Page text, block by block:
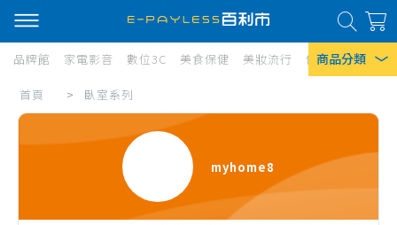
商品分類
熱門搜尋
品牌館 家電影音 數位3C 美食保健 美妝流行 傢俱寢具 居
臥
室
系
首頁 > 臥室系列
myhome8